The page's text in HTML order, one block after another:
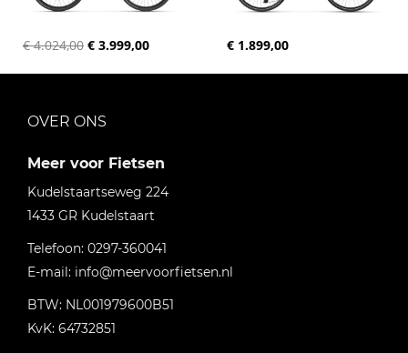
€ 4.024,00 € 3.999,00 € 1.899,00
OVER ONS
Meer voor Fietsen
Kudelstaartseweg 224
1433 GR Kudelstaart
Telefoon: 0297-360041
E-mail: info@meervoorfietsen.nl
BTW: NL001979600B51
KvK: 64732851